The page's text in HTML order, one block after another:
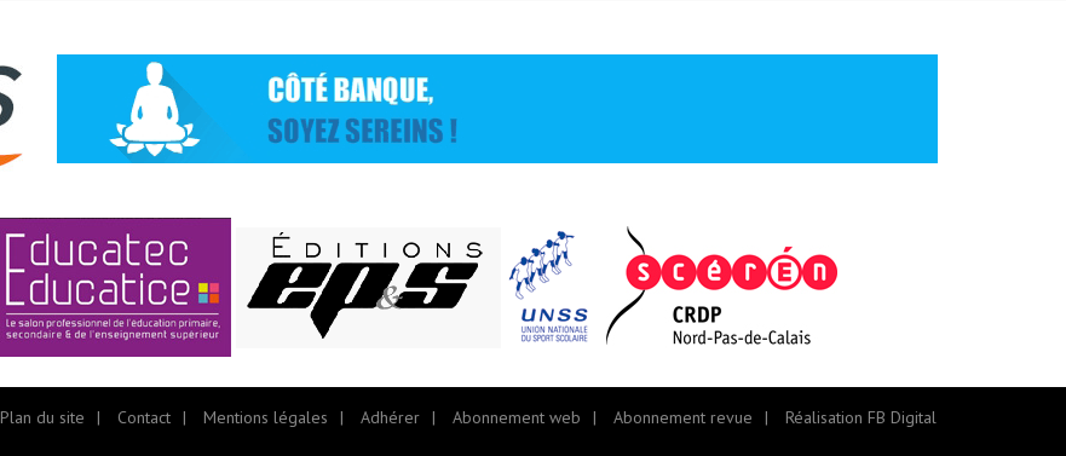
Plan du site Contact Mentions légales Adhérer Abonnement web Abonnement revue Réalisation FB Digital